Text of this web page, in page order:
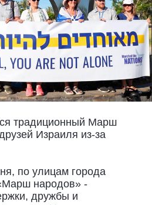
традиционный Марш
Израиля из-за
по улицам города
народов» -
дружбы и